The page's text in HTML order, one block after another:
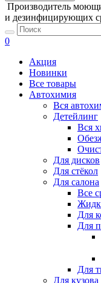
Производитель
и дезинфицирующих
0
Акция
Новинки
Все товары
Автохимия
Вся
Детейлинг
Вся
Для дисков
Для стёкол
Для салона
Все
Для
Для
Для
Для кузова